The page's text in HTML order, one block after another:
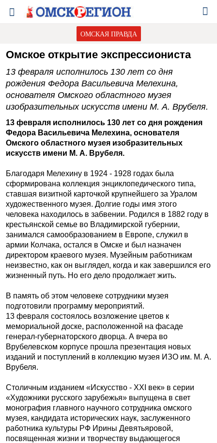
ОМСКАЯ ПРАВДА
Омское открытие экспрессиониста
13 февраля исполнилось 130 лет со дня
рождения Федора Васильевича Мелехина,
основателя Омского областного музея
изобразительных искусств имени М. А. Врубеля.
13 февраля исполнилось 130 лет со дня рождения
Федора Васильевича Мелехина, основателя
Омского областного музея изобразительных
искусств имени М. А. Врубеля.
Благодаря Мелехину в 1924 - 1928 годах была
сформирована коллекция энциклопедического типа,
ставшая визитной карточкой крупнейшего за Уралом
художественного музея. Долгие годы имя этого
человека находилось в забвении. Родился в 1882 году в
крестьянской семье во Владимирской губернии,
занимался самообразованием в Европе, служил в
армии Колчака, остался в Омске и был назначен
директором краевого музея. Музейным работникам
неизвестно, как он выглядел, когда и как завершился его
жизненный путь. Но его дело продолжает жить.
В память об этом человеке сотрудники музея
подготовили программу мероприятий.
13 февраля состоялось возложение цветов к
мемориальной доске, расположенной на фасаде
генерал-губернаторского дворца. А вчера во
Врубелевском корпусе прошла презентация новых
изданий и поступлений в коллекцию музея ИЗО им. М. А.
Врубеля.
Столичным изданием «Искусство - XXI век» в серии
«Художники русского зарубежья» выпущена в свет
монография главного научного сотрудника омского
музея, кандидата исторических наук, заслуженного
работника культуры РФ Ирины Девятьяровой,
посвященная жизни и творчеству выдающегося